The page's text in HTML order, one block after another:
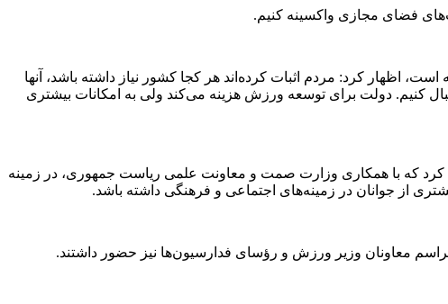
فضای مجازی واکسینه کنیم.
اظهار کرد: مردم اثبات کرده‌اند هر کجا کشور نیاز داشته باشد، آنها
کنیم. دولت برای توسعه ورزش هزینه می‌کند ولی به امکانات بیشتری
کرد که با همکاری وزارت صمت و معاونت علمی ریاست جمهوری، در زمینه
از جوانان در زمینه‌های اجتماعی و فرهنگی داشته باشد.
معاونان وزیر ورزش و رؤسای فدارسیون‌ها نیز حضور داشتند.